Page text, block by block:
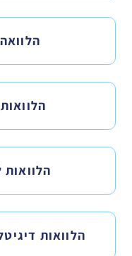
הלוואה עד
הלוואות
הלוואות